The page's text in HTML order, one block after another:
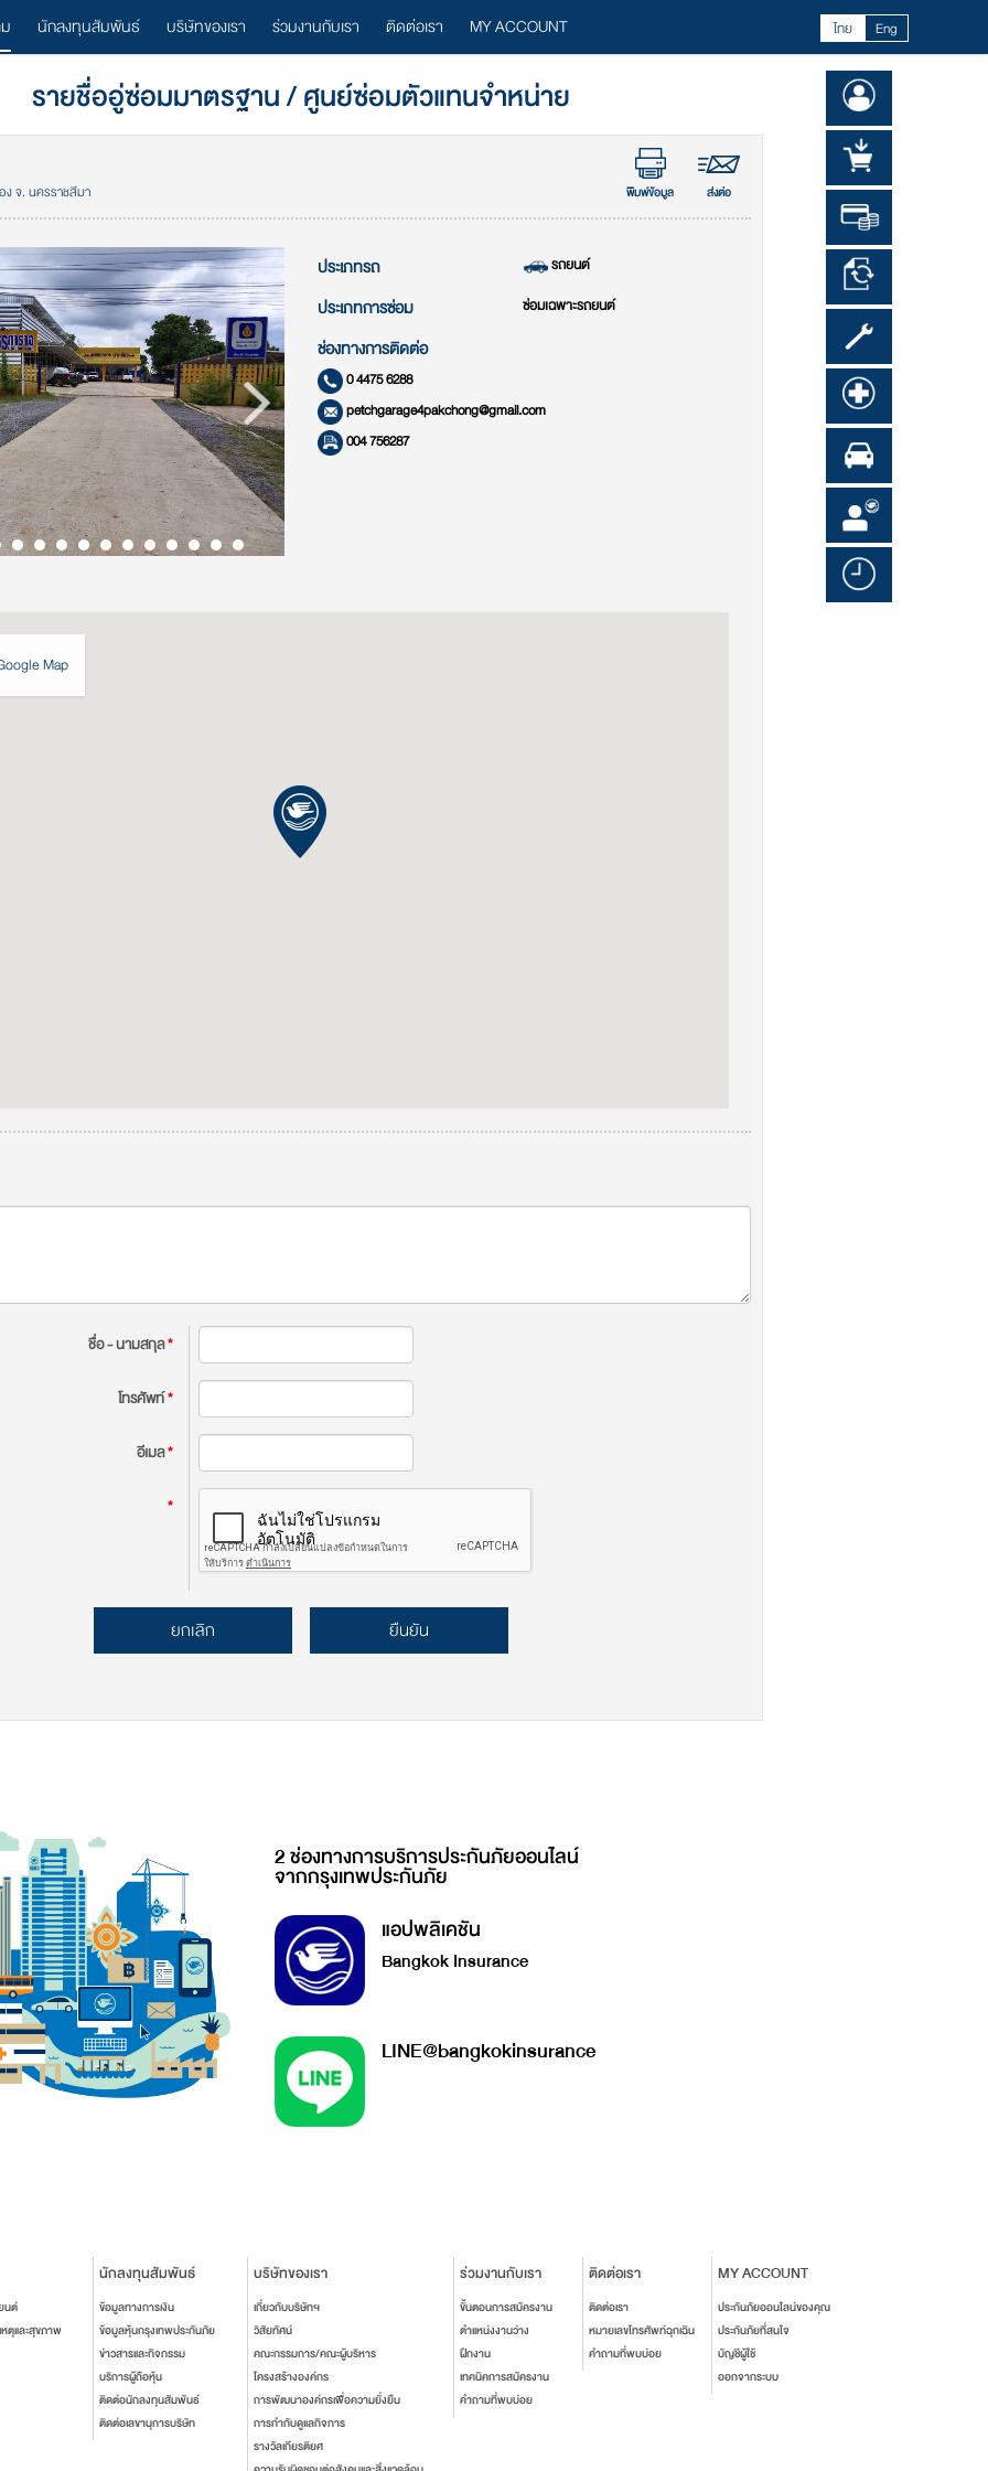
นักลงทุนสัมพันธ์ บริษัทของเรา ร่วมงานกับเรา ติดต่อเรา MY ACCOUNT ไทย Eng
รายชื่ออู่ซ่อมมาตรฐาน / ศูนย์ซ่อมตัวแทนจำหน่าย
จ. นครราชสีมา พิมพ์ข้อมูล ส่งต่อ
ประเภทรถ รถยนต์
ประเภทการซ่อม ซ่อมเฉพาะรถยนต์
ช่องทางการติดต่อ
0 4475 6288
petchgarage4pakchong@gmail.com
004 756287
Map
ชื่อ - นามสกุล*
โทรศัพท์*
อีเมล*
*
ยกเลิก ยืนยัน
2 ช่องทางการบริการประกันภัยออนไลน์
จากกรุงเทพประกันภัย
แอปพลิเคชัน
Bangkok Insurance
LINE@bangkokinsurance
นต์
ตุและสุขภาพ
นักลงทุนสัมพันธ์
ข้อมูลทางการเงิน
ข้อมูลหุ้นกรุงเทพประกันภัย
ข่าวสารและกิจกรรม
บริการผู้ถือหุ้น
ติดต่อนักลงทุนสัมพันธ์
ติดต่อเลขานุการบริษัท
บริษัทของเรา
เกี่ยวกับบริษัทฯ
วิสัยทัศน์
คณะกรรมการ/คณะผู้บริหาร
โครงสร้างองค์กร
การพัฒนาองค์กรเพื่อความยั่งยืน
การกำกับดูแลกิจการ
รางวัลเกียรติยศ
ร่วมงานกับเรา
ขั้นตอนการสมัครงาน
ตำแหน่งงานว่าง
ฝึกงาน
เทคนิคการสมัครงาน
คำถามที่พบบ่อย
ติดต่อเรา
ติดต่อเรา
หมายเลขโทรศัพท์ฉุกเฉิน
คำถามที่พบบ่อย
MY ACCOUNT
ประกันภัยออนไลน์ของคุณ
ประกันภัยที่สนใจ
บัญชีผู้ใช้
ออกจากระบบ